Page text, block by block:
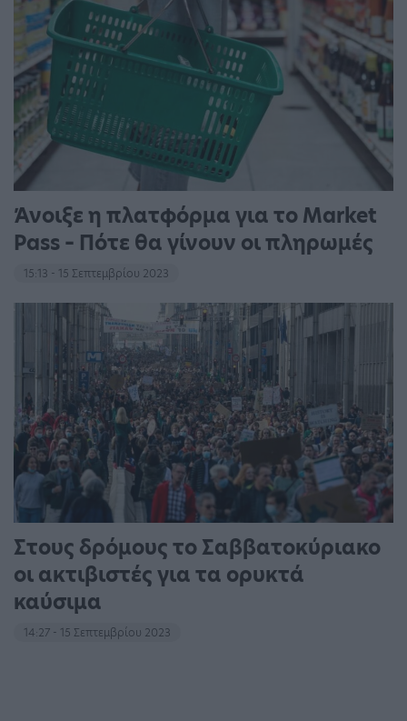
Άνοιξε η πλατφόρμα για το Market
Pass – Πότε θα γίνουν οι πληρωμές
15:13 - 15 Σεπτεμβρίου 2023
Στους δρόμους το Σαββατοκύριακο
οι ακτιβιστές για τα ορυκτά
καύσιμα
14:27 - 15 Σεπτεμβρίου 2023